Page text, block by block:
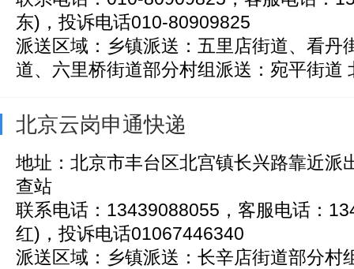
东)，投诉电话010-80909825
派送区域：乡镇派送：五里店街道、看丹
道、六里桥街道部分村组派送：宛平街道
北京云岗申通快递
地址：北京市丰台区北宫镇长兴路靠近派
查站
联系电话：13439088055，客服电话：
红)，投诉电话01067446340
派送区域：乡镇派送：长辛店街道部分村